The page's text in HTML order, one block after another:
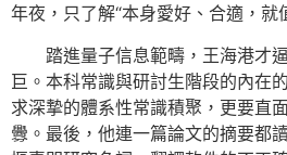
年夜，只了解“本身愛好、合適，就
踏進量子信息範疇，王海港才
巨。本科常識與研討生階段的內在
求深摯的體系性常識積聚，更要直
釁。最後，他連一篇論文的摘要都